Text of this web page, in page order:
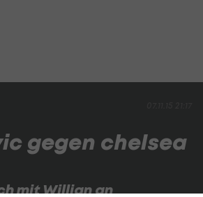
gegen chelsea
mit Willian an